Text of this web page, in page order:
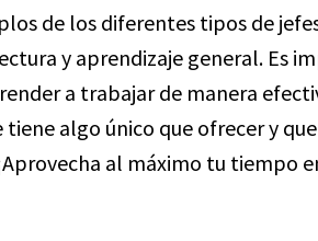
de los diferentes tipos de
y aprendizaje general. Es
a trabajar de manera
tiene algo único que ofrecer y
al máximo tu tiempo